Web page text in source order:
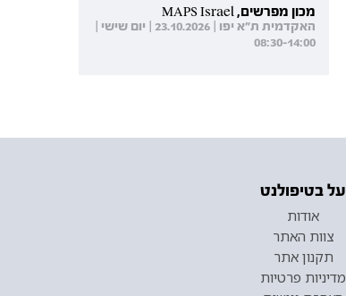
מכון מפרשים, MAPS Israel
האקדמית ת"א יפו | 23.10.2026 | יום שישי |
08:30-14:00
על בטיפולנט
אודות
צוות האתר
תקנון אתר
מדיניות פרטיות